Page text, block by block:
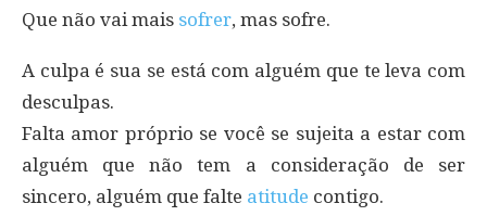
Que não vai mais sofrer, mas sofre.
A culpa é sua se está com alguém que te leva com
desculpas.
Falta amor próprio se você se sujeita a estar com
alguém que não tem a consideração de ser
sincero, alguém que falte atitude contigo.